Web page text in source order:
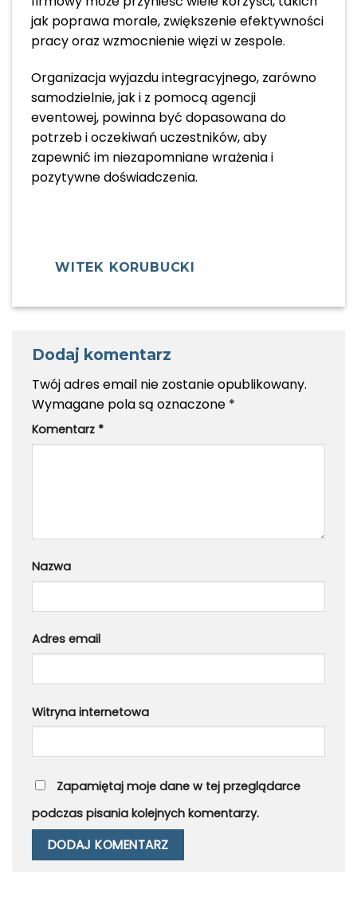
jak poprawa morale, zwiększenie efektywności
pracy oraz wzmocnienie więzi w zespole.
Organizacja wyjazdu integracyjnego, zarówno
samodzielnie, jak i z pomocą agencji
eventowej, powinna być dopasowana do
potrzeb i oczekiwań uczestników, aby
zapewnić im niezapomniane wrażenia i
pozytywne doświadczenia.
WITEK KORUBUCKI
Dodaj komentarz
Twój adres email nie zostanie opublikowany.
Wymagane pola są oznaczone *
Komentarz *
Nazwa
Adres email
Witryna internetowa
Zapamiętaj moje dane w tej przeglądarce
podczas pisania kolejnych komentarzy.